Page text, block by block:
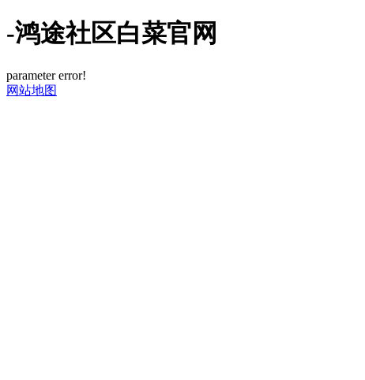
-鸿途社区白菜官网
parameter error!
网站地图